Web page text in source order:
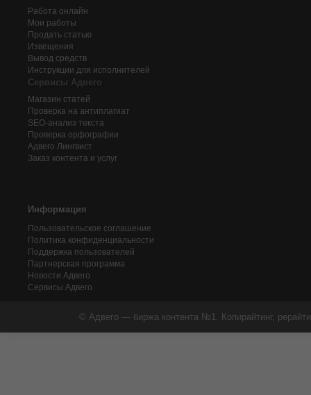
Работа онлайн
Мои работы
Продать статью
Извещения
Вывод средств
Инструкции для исполнителей
Сервисы Адвего
Магазин статей
Проверка на антиплагиат
SEO-анализ текста
Проверка орфографии
Адвего Лингвист
Заказ контента и услуг
Информация
Пользовательское соглашение
Политика конфиденциальности
Поддержка пользователей
Партнерская программа
Новости Адвего
Сервисы Адвего
© Адвего — биржа контента №1. Копирайтинг,